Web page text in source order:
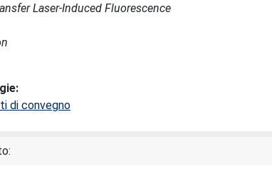
Laser-Induced Fluorescence
di convegno